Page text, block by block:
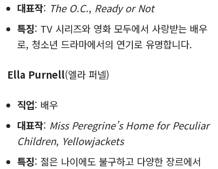
대표작: The O.C., Ready or Not
특징: TV 시리즈와 영화 모두에서 사랑받는 배우
로, 청소년 드라마에서의 연기로 유명합니다.
Ella Purnell(엘라 퍼넬)
직업: 배우
대표작: Miss Peregrine’s Home for Peculiar
Children, Yellowjackets
특징: 젊은 나이에도 불구하고 다양한 장르에서